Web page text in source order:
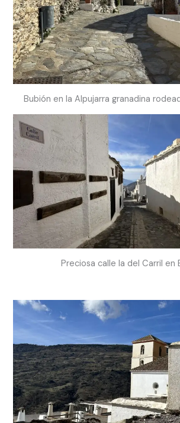
Bubión en la Alpujarra granadina
Preciosa calle la del Carril en